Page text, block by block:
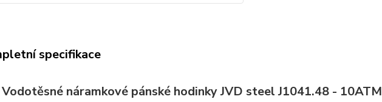
specifikace
Vodotěsné náramkové pánské hodinky JVD steel J1041.48 - 10ATM